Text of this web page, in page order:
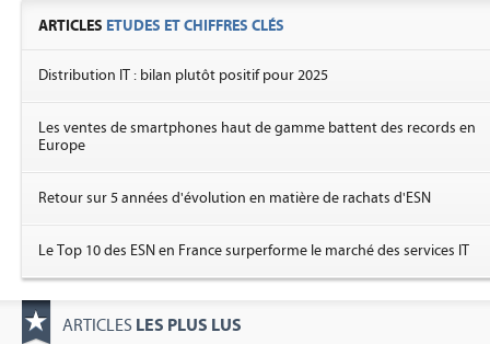
ARTICLES ETUDES ET CHIFFRES CLÉS
Distribution IT : bilan plutôt positif pour 2025
Les ventes de smartphones haut de gamme battent des records en
Europe
Retour sur 5 années d'évolution en matière de rachats d'ESN
Le Top 10 des ESN en France surperforme le marché des services IT
ARTICLES LES PLUS LUS